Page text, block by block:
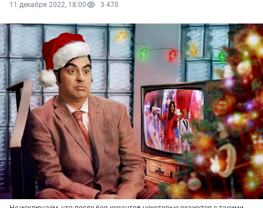
11 декабря 2022, 18:00 3 470